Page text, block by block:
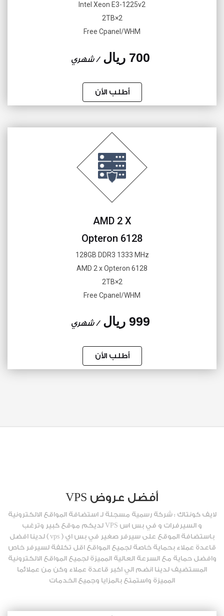
Intel Xeon E3-1225v2
2×2TB
Free Cpanel/WHM
700 ريال / شهري
أطلب الأن
AMD 2 X
Opteron 6128
128GB DDR3 1333 MHz
AMD 2 x Opteron 6128
2×2TB
Free Cpanel/WHM
999 ريال / شهري
أطلب الأن
أفضل عروض VPS
لايف كونتاك : شركة رسمية مسجلة لـ استضافة المواقع الالكترونية
و السيرفرات و في بس اس VPS لديكم موقع كبير وترغب
باستضافة الموقع على سيرفر صغير في بس اي ( vps ) لدينا افضل
قاعدة عملاء بحماية خاصة لجميع المواقع اقل تكلفة لسيرفر خاص
وافضل حماية مع السرعة العالية المميزة لجميع المواقع الالكترونية
المستضيف لدينا انضم الي اكبر قاعدة عملاء وكن من عملائما
المميزة واستمتع بالمزايا وجميع الخدمات